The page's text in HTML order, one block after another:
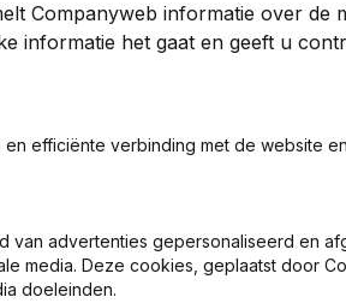
Companyweb informatie over de
informatie het gaat en geeft u
efficiënte verbinding met de website en
van advertenties gepersonaliseerd en
media. Deze cookies, geplaatst door
doeleinden.